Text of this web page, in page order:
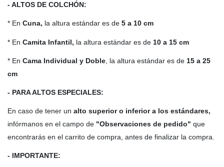
- ALTOS DE COLCHÓN:
* En Cuna, la altura estándar es de 5 a 10 cm
* En Camita Infantil, la altura estándar es de 10 a 15 cm
* En Cama Individual y Doble , la altura estándar es de 15 a 25
cm
- PARA ALTOS ESPECIALES:
En caso de tener un alto superior o inferior a los estándares,
infórmanos en el campo de "Observaciones de pedido" que
encontrarás en el carrito de compra, antes de finalizar la compra.
- IMPORTANTE: